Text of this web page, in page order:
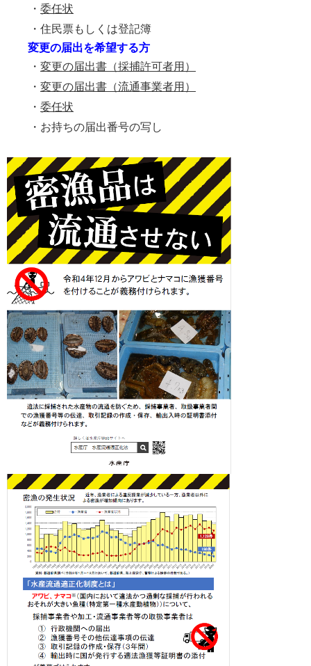
・ 委任状
・ 住民票もしくは登記簿
変更の届出を希望する方
・ 変更の届出書（採捕許可者用）
・ 変更の届出書（流通事業者用）
・ 委任状
・お持ちの届出番号の写し